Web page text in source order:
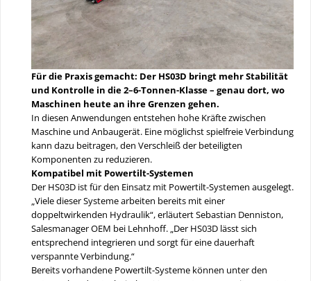
Für die Praxis gemacht: Der HS03D bringt mehr Stabilität
und Kontrolle in die 2–6-Tonnen-Klasse – genau dort, wo
Maschinen heute an ihre Grenzen gehen.
In diesen Anwendungen entstehen hohe Kräfte zwischen
Maschine und Anbaugerät. Eine möglichst spielfreie Verbindung
kann dazu beitragen, den Verschleiß der beteiligten
Komponenten zu reduzieren.
Kompatibel mit Powertilt-Systemen
Der HS03D ist für den Einsatz mit Powertilt-Systemen ausgelegt.
„Viele dieser Systeme arbeiten bereits mit einer
doppeltwirkenden Hydraulik“, erläutert Sebastian Denniston,
Salesmanager OEM bei Lehnhoff. „Der HS03D lässt sich
entsprechend integrieren und sorgt für eine dauerhaft
verspannte Verbindung.“
Bereits vorhandene Powertilt-Systeme können unter den